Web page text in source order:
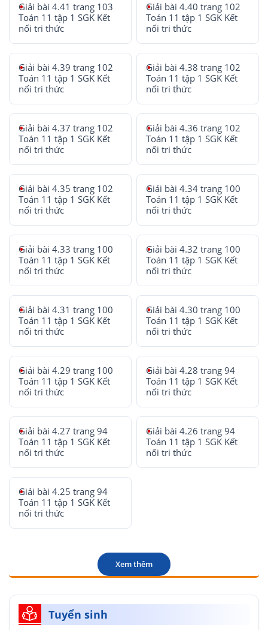
Giải bài 4.41 trang 103
Toán 11 tập 1 SGK Kết
nối tri thức
Giải bài 4.40 trang 102
Toán 11 tập 1 SGK Kết
nối tri thức
Giải bài 4.39 trang 102
Toán 11 tập 1 SGK Kết
nối tri thức
Giải bài 4.38 trang 102
Toán 11 tập 1 SGK Kết
nối tri thức
Giải bài 4.37 trang 102
Toán 11 tập 1 SGK Kết
nối tri thức
Giải bài 4.36 trang 102
Toán 11 tập 1 SGK Kết
nối tri thức
Giải bài 4.35 trang 102
Toán 11 tập 1 SGK Kết
nối tri thức
Giải bài 4.34 trang 100
Toán 11 tập 1 SGK Kết
nối tri thức
Giải bài 4.33 trang 100
Toán 11 tập 1 SGK Kết
nối tri thức
Giải bài 4.32 trang 100
Toán 11 tập 1 SGK Kết
nối tri thức
Giải bài 4.31 trang 100
Toán 11 tập 1 SGK Kết
nối tri thức
Giải bài 4.30 trang 100
Toán 11 tập 1 SGK Kết
nối tri thức
Giải bài 4.29 trang 100
Toán 11 tập 1 SGK Kết
nối tri thức
Giải bài 4.28 trang 94
Toán 11 tập 1 SGK Kết
nối tri thức
Giải bài 4.27 trang 94
Toán 11 tập 1 SGK Kết
nối tri thức
Giải bài 4.26 trang 94
Toán 11 tập 1 SGK Kết
nối tri thức
Giải bài 4.25 trang 94
Toán 11 tập 1 SGK Kết
nối tri thức
Xem thêm
Tuyển sinh